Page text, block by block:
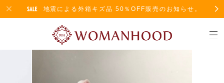
地震による外箱キズ品 50％OFF販売のお知らせ。